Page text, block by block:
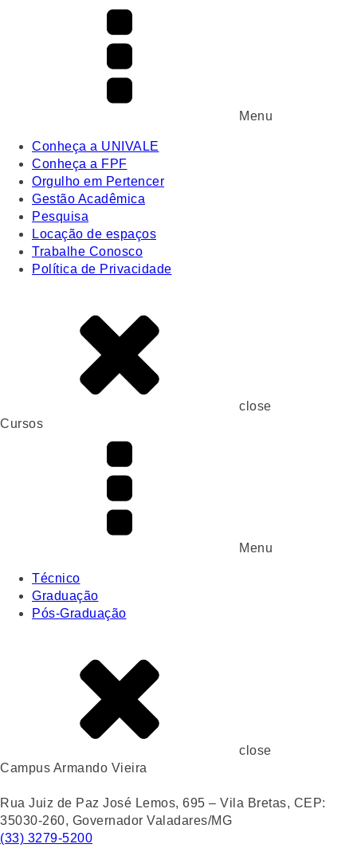
Menu
Conheça a UNIVALE
Conheça a FPF
Orgulho em Pertencer
Gestão Acadêmica
Pesquisa
Locação de espaços
Trabalhe Conosco
Política de Privacidade
close
Cursos
Menu
Técnico
Graduação
Pós-Graduação
close
Campus Armando Vieira
Rua Juiz de Paz José Lemos, 695 – Vila Bretas, CEP:
35030-260, Governador Valadares/MG
(33) 3279-5200